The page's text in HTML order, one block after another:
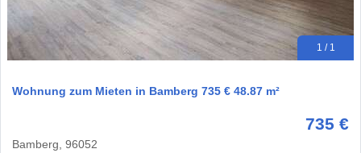
1 / 1
Wohnung zum Mieten in Bamberg 735 € 48.87 m²
735 €
Bamberg, 96052